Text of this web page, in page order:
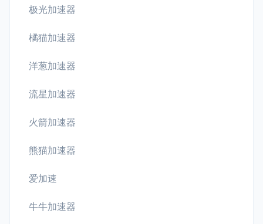
极光加速器
橘猫加速器
洋葱加速器
流星加速器
火箭加速器
熊猫加速器
爱加速
牛牛加速器